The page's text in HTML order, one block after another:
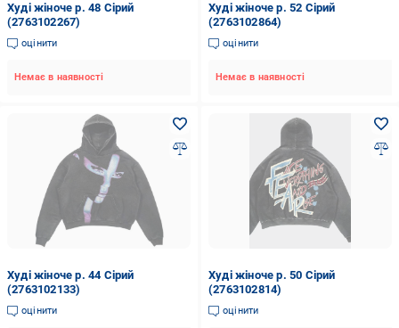
Худі жіноче р. 48 Сірий
(2763102267)
оцінити
Немає в наявності
Худі жіноче р. 52 Сірий
(2763102864)
оцінити
Немає в наявності
Худі жіноче р. 44 Сірий
(2763102133)
оцінити
Худі жіноче р. 50 Сірий
(2763102814)
оцінити